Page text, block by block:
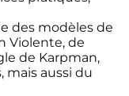
des modèles de
Violente, de
de Karpman,
aussi du